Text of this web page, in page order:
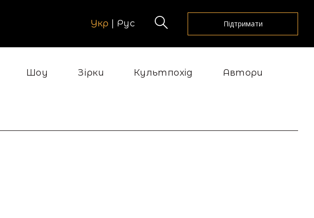
Укр Рус Підтримати
Шоу Зірки Культпохід Автори